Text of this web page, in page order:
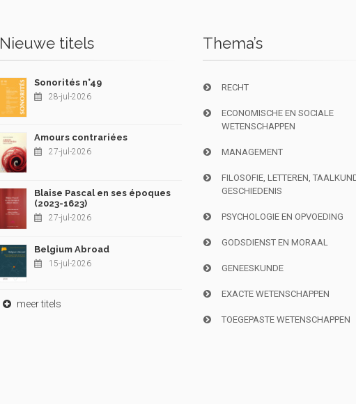
Nieuwe titels
Sonorités n°49
28-jul-2026
Amours contrariées
27-jul-2026
Blaise Pascal en ses époques
(2023-1623)
27-jul-2026
Belgium Abroad
15-jul-2026
meer titels
Thema’s
RECHT
ECONOMISCHE EN SOCIALE
WETENSCHAPPEN
MANAGEMENT
FILOSOFIE, LETTEREN,
GESCHIEDENIS
PSYCHOLOGIE EN OPVOEDING
GODSDIENST EN MORAAL
GENEESKUNDE
EXACTE WETENSCHAPPEN
TOEGEPASTE WETENSCHAPPEN